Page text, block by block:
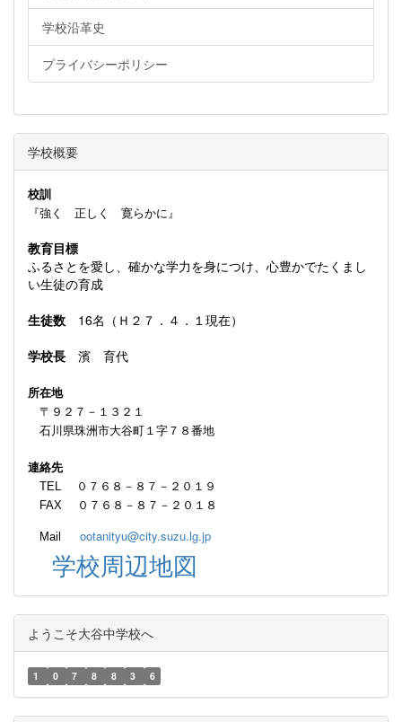
学校沿革史
プライバシーポリシー
学校概要
校訓
『強く 正しく 寛らかに』
教育目標
ふるさとを愛し、確かな学力を身につけ、心豊かでたくまし
い生徒の育成
生徒数 16名（Ｈ２７．４．１現在）
学校長 濱 育代
所在地
〒９２７－１３２１
石川県珠洲市大谷町１字７８番地
連絡先
TEL ０７６８－８７－２０１９
FAX ０７６８－８７－２０１８
Mail ootanityu@city.suzu.lg.jp
学校周辺地図
ようこそ大谷中学校へ
1 0 7 8 8 3 6